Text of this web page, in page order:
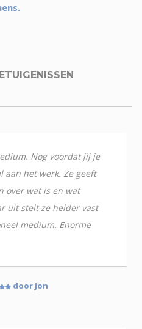
Nog voordat jij je
aan het werk. Ze geeft
over wat is en wat
uit stelt ze helder vast
medium. Enorme
door Jon